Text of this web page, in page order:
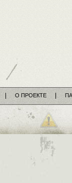
О ПРОЕКТЕ